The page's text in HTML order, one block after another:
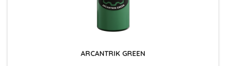
ARCANTRIK GREEN